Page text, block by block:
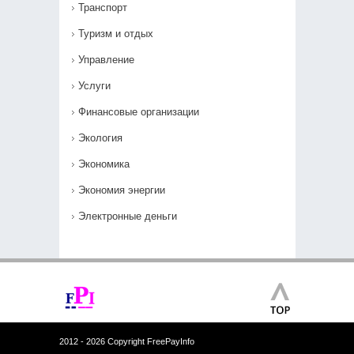
Транспорт
Туризм и отдых
Управление
Услуги
Финансовые организации
Экология
Экономика
Экономия энергии
Электронные деньги
2012 - 2026 Copyright FreePayInfo